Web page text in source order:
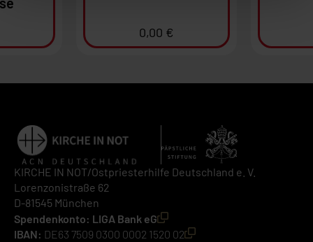
0,00 €
KIRCHE IN NOT/Ostpriesterhilfe Deutschland e. V.
Lorenzonistraße 62
D-81545 München
Spendenkonto: LIGA Bank eG
IBAN: DE63 7509 0300 0002 1520 02